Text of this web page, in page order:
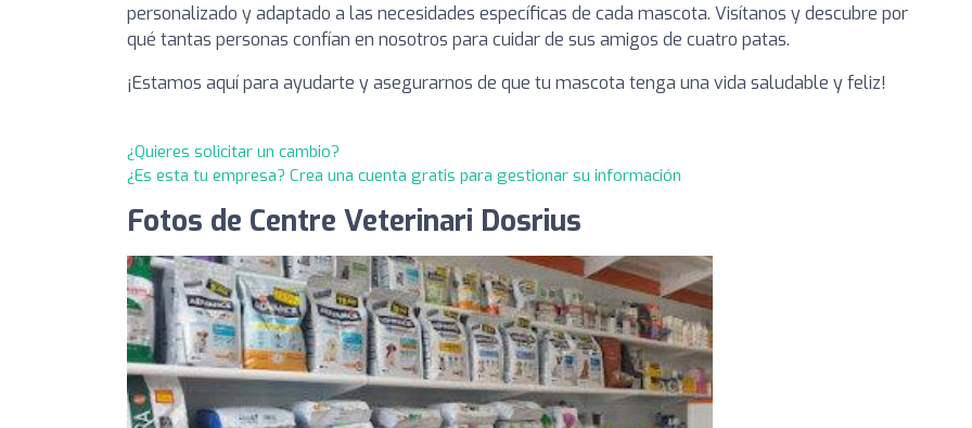
personalizado y adaptado a las necesidades específicas de cada mascota. Visítanos y descubre por
qué tantas personas confían en nosotros para cuidar de sus amigos de cuatro patas.
¡Estamos aquí para ayudarte y asegurarnos de que tu mascota tenga una vida saludable y feliz!
¿Quieres solicitar un cambio?
¿Es esta tu empresa? Crea una cuenta gratis para gestionar su información
Fotos de Centre Veterinari Dosrius